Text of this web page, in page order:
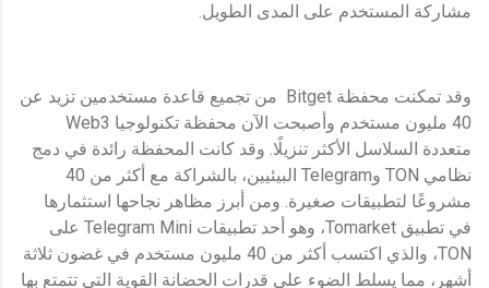
مشاركة المستخدم على المدى الطويل.
وقد تمكنت محفظة Bitget من تجميع قاعدة مستخدمين تزيد عن
40 مليون مستخدم وأصبحت الآن محفظة تكنولوجيا Web3
متعددة السلاسل الأكثر تنزيلًا. وقد كانت المحفظة رائدة في دمج
نظامي TON وTelegram البيئيين، بالشراكة مع أكثر من 40
مشروعًا لتطبيقات صغيرة. ومن أبرز مظاهر نجاحها استثمارها
في تطبيق Tomarket، وهو أحد تطبيقات Telegram Mini على
TON، والذي اكتسب أكثر من 40 مليون مستخدم في غضون ثلاثة
أشهر، مما يسلط الضوء على قدرات الحضانة القوية التي تتمتع بها